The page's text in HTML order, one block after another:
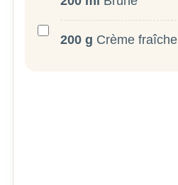
200 g Crème fraîche